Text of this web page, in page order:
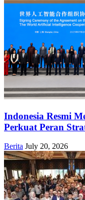
Indonesia Resmi
Perkuat Peran
Berita July 20, 2026